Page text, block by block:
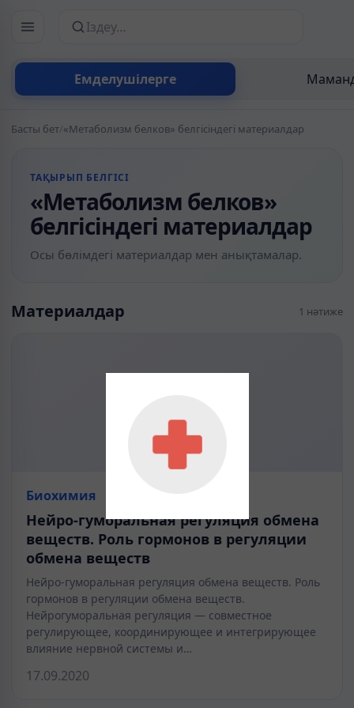
Емделушілерге
Сайттан іздеу
Басты бет/«Метаболизм белков» белгісіндегі материалдар
ТАҚЫРЫП БЕЛГІСІ
«Метаболизм белков»
белгісіндегі материалдар
Осы бөлімдегі материалдар мен анықтамалар.
Материалдар 1 нәтиже
Биохимия
Нейро-гуморальная регуляция обмена
веществ. Роль гормонов в регуляции
обмена веществ
Нейро-гуморальная регуляция обмена веществ. Роль
гормонов в регуляции обмена веществ.
Нейрогуморальная регуляция — совместное
регулирующее, координирующее и интегрирующее
влияние нервной системы и…
17.09.2020